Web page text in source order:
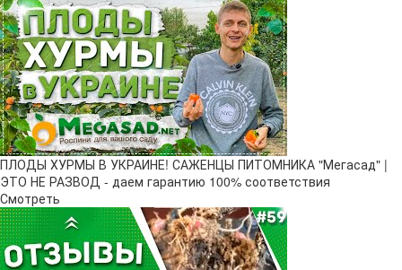
ПЛОДЫ ХУРМЫ В УКРАИНЕ! САЖЕНЦЫ ПИТОМНИКА "Мегасад" |
ЭТО НЕ РАЗВОД - даем гарантию 100% соответствия
Смотреть